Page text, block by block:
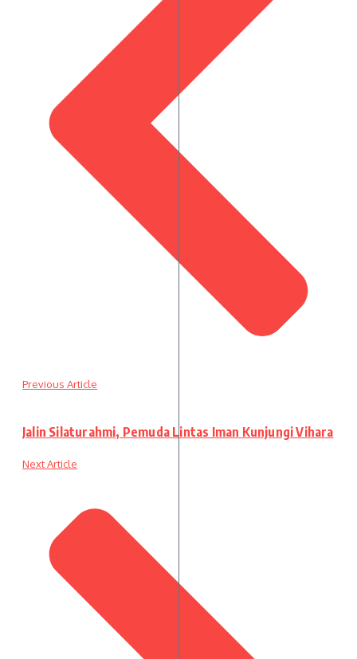
Previous Article
Jalin Silaturahmi, Pemuda Lintas Iman Kunjungi Vihara
Next Article